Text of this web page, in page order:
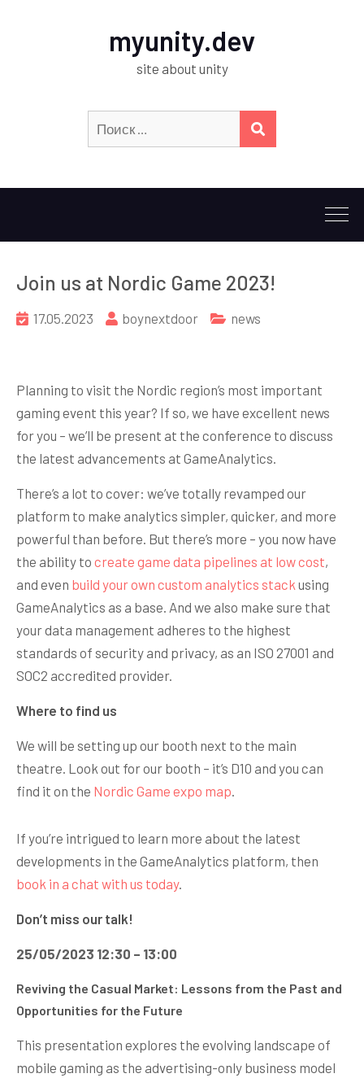
myunity.dev
site about unity
Join us at Nordic Game 2023!
17.05.2023 boynextdoor news
Planning to visit the Nordic region’s most important
gaming event this year? If so, we have excellent news
for you – we’ll be present at the conference to discuss
the latest advancements at GameAnalytics.
There’s a lot to cover: we’ve totally revamped our
platform to make analytics simpler, quicker, and more
powerful than before. But there’s more – you now have
the ability to create game data pipelines at low cost,
and even build your own custom analytics stack using
GameAnalytics as a base. And we also make sure that
your data management adheres to the highest
standards of security and privacy, as an ISO 27001 and
SOC2 accredited provider.
Where to find us
We will be setting up our booth next to the main
theatre. Look out for our booth – it’s D10 and you can
find it on the Nordic Game expo map
If you’re intrigued to learn more about the latest
developments in the GameAnalytics platform, then
book in a chat with us today.
Don’t miss our talk!
25/05/2023 12:30 – 13:00
Reviving the Casual Market: Lessons from the Past and
Opportunities for the Future
This presentation explores the evolving landscape of
mobile gaming as the advertising-only business model